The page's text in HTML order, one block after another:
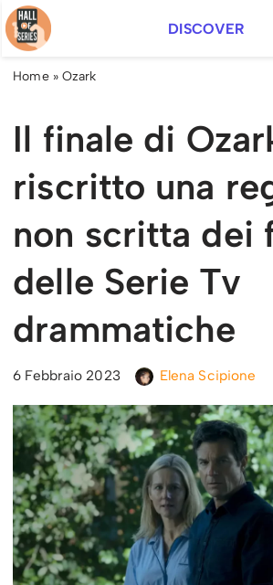
Vai
al
DISCOVER
Home» Ozark
Il finale di
riscritto una
non scritta dei
delle Serie Tv
drammatiche
6 Febbraio 2023 Elena Scipione